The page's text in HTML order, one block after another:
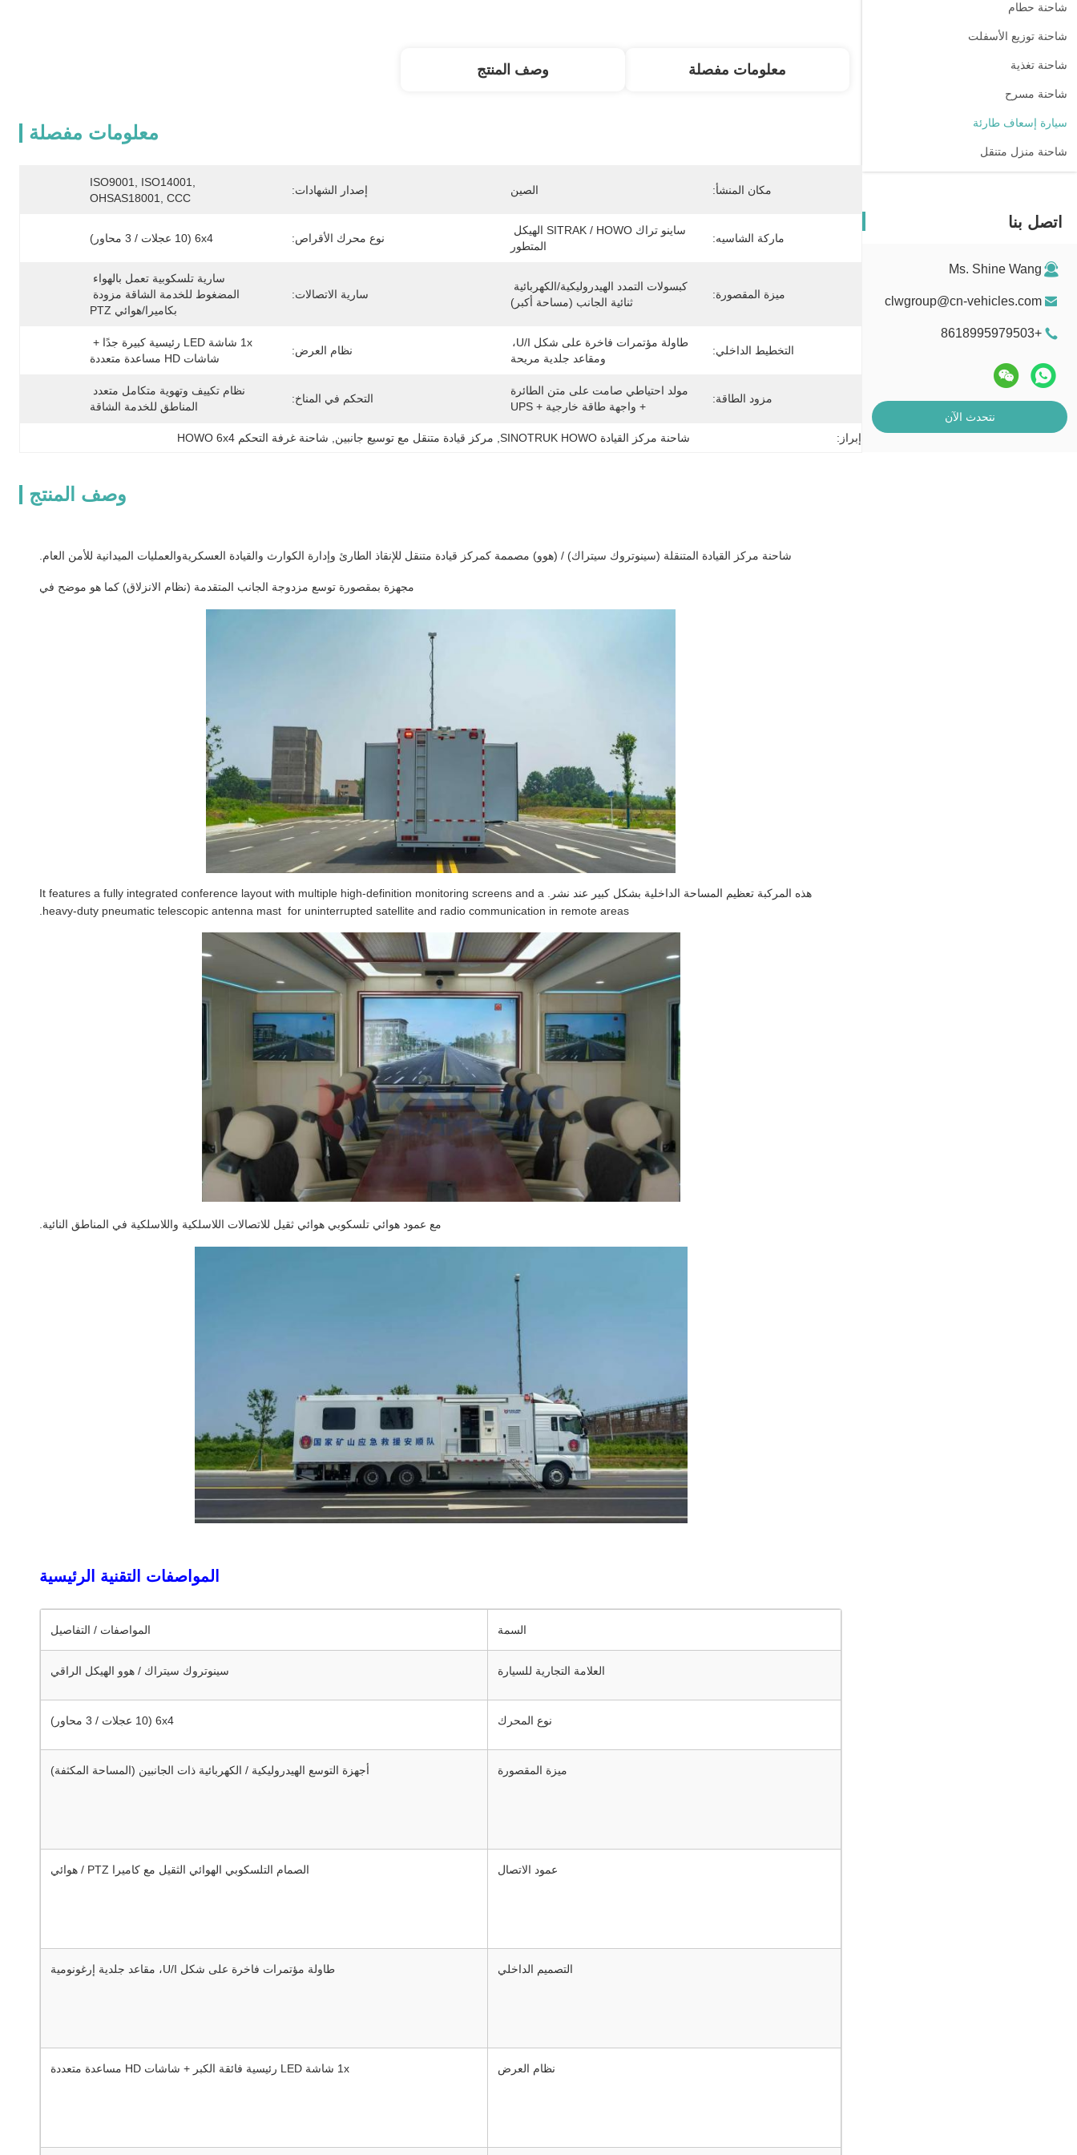
شاحنة حطام
شاحنة توزيع الأسفلت
شاحنة تغذية
شاحنة مسرح
سيارة إسعاف طارئة
شاحنة منزل متنقل
اتصل بنا
Ms. Shine Wang
clwgroup@cn-vehicles.com
+8618995979503
نتحدث الآن
معلومات مفصلة وصف المنتج
معلومات مفصلة
مكان المنشأ: الصين إصدار الشهادات:
ISO9001, ISO14001,
OHSAS18001, CCC
ماركة الشاسيه:
المتطور
نوع محرك الأقراص: 6x4 (10 عجلات / 3 محاور)
ميزة المقصورة:
ثنائية الجانب (مساحة أكبر)
سارية الاتصالات:
بكاميرا/هوائي PTZ
التخطيط الداخلي:
ومقاعد جلدية مريحة
نظام العرض:
شاشات HD مساعدة متعددة
مزود الطاقة:
+ واجهة طاقة خارجية + UPS
التحكم في المناخ:
المناطق للخدمة الشاقة
إبراز: شاحنة مركز القيادة SINOTRUK HOWO مركز قيادة متنقل مع توسيع جانبين شاحنة غرفة التحكم HOWO 6x4
وصف المنتج
شاحنة مركز القيادة المتنقلة (سينوتروك سيتراك) / (هوو) مصممة كمركز قيادة متنقل للإنقاذ الطارئ وإدارة الكوارث والقيادة العسكريةوالعمليات الميدانية للأمن العام.
مجهزة بمقصورة توسع مزدوجة الجانب المتقدمة (نظام الانزلاق) كما هو موضح في
هذه المركبة تعظيم المساحة الداخلية بشكل كبير عند نشر. It features a fully integrated conference layout with multiple high-definition monitoring screens and a
heavy-duty pneumatic telescopic antenna mast for uninterrupted satellite and radio communication in remote areas.
مع عمود هوائي تلسكوبي هوائي ثقيل للاتصالات اللاسلكية واللاسلكية في المناطق النائية.
المواصفات التقنية الرئيسية
السمة المواصفات / التفاصيل
العلامة التجارية للسيارة سينوتروك سيتراك / هوو الهيكل الراقي
نوع المحرك 6x4 (10 عجلات / 3 محاور)
ميزة المقصورة أجهزة التوسع الهيدروليكية / الكهربائية ذات الجانبين (المساحة المكثفة)
عمود الاتصال الصمام التلسكوبي الهوائي الثقيل مع كاميرا PTZ / هوائي
التصميم الداخلي طاولة مؤتمرات فاخرة على شكل U/I، مقاعد جلدية إرغونومية
نظام العرض 1x شاشة LED رئيسية فائقة الكبر + شاشات HD مساعدة متعددة